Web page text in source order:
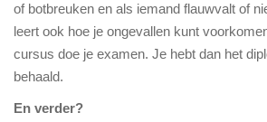
of botbreuken en als iemand flauwvalt of
leert ook hoe je ongevallen kunt
cursus doe je examen. Je hebt dan het
behaald.
En verder?